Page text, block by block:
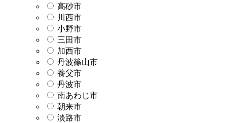
高砂市
川西市
小野市
三田市
加西市
丹波篠山市
養父市
丹波市
南あわじ市
朝来市
淡路市